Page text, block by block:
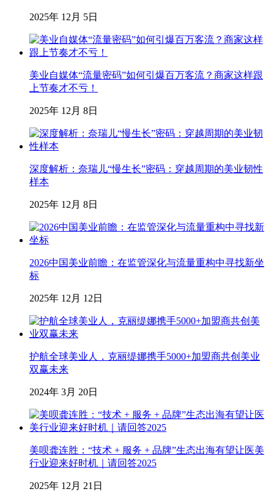
2025年 12月 5日
美业自媒体“流量密码”如何引爆百万客流？商家这样跟
上节奏才不亏！
2025年 12月 8日
深度解析：奈瑞儿“慢生长”密码：穿越周期的美业韧性
样本
2025年 12月 8日
2026中国美业前瞻：在监管深化与流量重构中寻找新坐
标
2025年 12月 12日
护航全球美业人，克丽缇娜携手5000+加盟商共创美业
双赢未来
2024年 3月 20日
美呗龚连胜：“技术 + 服务 + 品牌”生态出海有望让医美
行业迎来好时机｜请回答2025
2025年 12月 21日